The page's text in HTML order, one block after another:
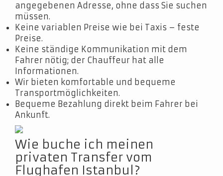
angegebenen Adresse, ohne dass Sie suchen
müssen.
Keine variablen Preise wie bei Taxis – feste
Preise.
Keine ständige Kommunikation mit dem
Fahrer nötig; der Chauffeur hat alle
Informationen.
Wir bieten komfortable und bequeme
Transportmöglichkeiten.
Bequeme Bezahlung direkt beim Fahrer bei
Ankunft.
Wie buche ich meinen
privaten Transfer vom
Flughafen Istanbul?